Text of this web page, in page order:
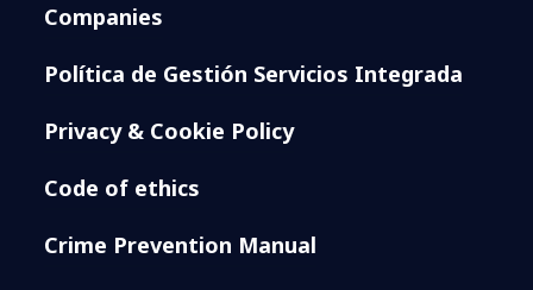
Companies
Política de Gestión Servicios Integrada
Privacy & Cookie Policy
Code of ethics
Crime Prevention Manual